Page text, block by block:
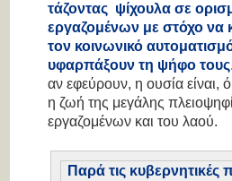
τάζοντας ψίχουλα σε
εργαζομένων με στόχο να
τον κοινωνικό
υφαρπάξουν τη ψήφο τους
αν εφεύρουν, η ουσία είναι,
η ζωή της μεγάλης
εργαζομένων και του λαού.
Παρά τις κυβερνητικές